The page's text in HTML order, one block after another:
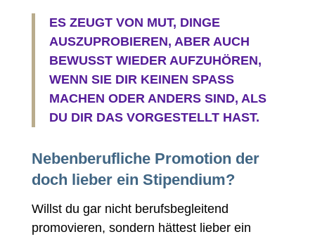
ES ZEUGT VON MUT, DINGE
AUSZUPROBIEREN, ABER AUCH
BEWUSST WIEDER AUFZUHÖREN,
WENN SIE DIR KEINEN SPASS
MACHEN ODER ANDERS SIND, ALS
DU DIR DAS VORGESTELLT HAST.
Nebenberufliche Promotion der
doch lieber ein Stipendium?
Willst du gar nicht berufsbegleitend
promovieren, sondern hättest lieber ein